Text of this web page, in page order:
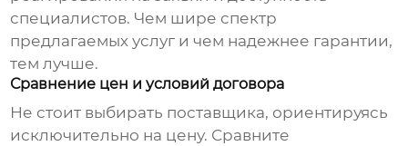
специалистов. Чем шире спектр
предлагаемых услуг и чем надежнее гарантии,
тем лучше.
Сравнение цен и условий договора
Не стоит выбирать поставщика, ориентируясь
исключительно на цену. Сравните